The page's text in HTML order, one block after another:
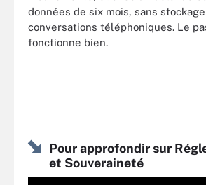
données de six mois, sans
conversations téléphoniques. Le
fonctionne bien.
Pour approfondir sur
et Souveraineté